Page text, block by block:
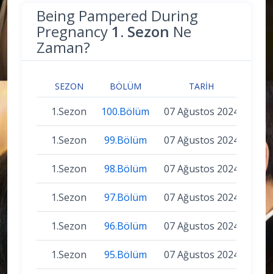
Being Pampered During
Pregnancy1. Sezon Ne
Zaman?
SEZON BÖLÜM TARIH
1.Sezon 100.Bölüm 07 Ağustos 2024
1.Sezon 99.Bölüm 07 Ağustos 2024
1.Sezon 98.Bölüm 07 Ağustos 2024
1.Sezon 97.Bölüm 07 Ağustos 2024
1.Sezon 96.Bölüm 07 Ağustos 2024
1.Sezon 95.Bölüm 07 Ağustos 2024